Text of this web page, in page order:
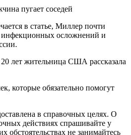
пугает соседей
в статье, Миллер почти
инфекционных осложнений и
лет жительница США рассказала
которые обязательно помогут
в справочных целях. О
действиях спрашивайте у
обстоятельствах не занимайтесь